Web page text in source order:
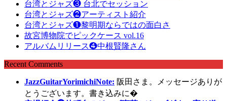
台湾とジャズ❸ 台北でセッション
台湾とジャズ❷アーティスト紹介
台湾とジャズ❶黎明期ならではの面白さ
故宮博物院でピックケース vol.16
アルバムリリース❹中根賢隆さん
Recent Comments
JazzGuitarYorimichiNote: 阪田さま。メッセージありが
とうございます。書き込みに�